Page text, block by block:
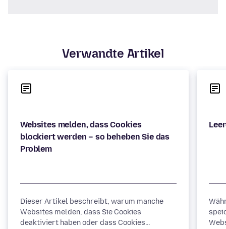
Verwandte Artikel
Websites melden, dass Cookies
blockiert werden – so beheben Sie das
Problem
Dieser Artikel beschreibt, warum manche
Websites melden, dass Sie Cookies
deaktiviert haben oder dass Cookies